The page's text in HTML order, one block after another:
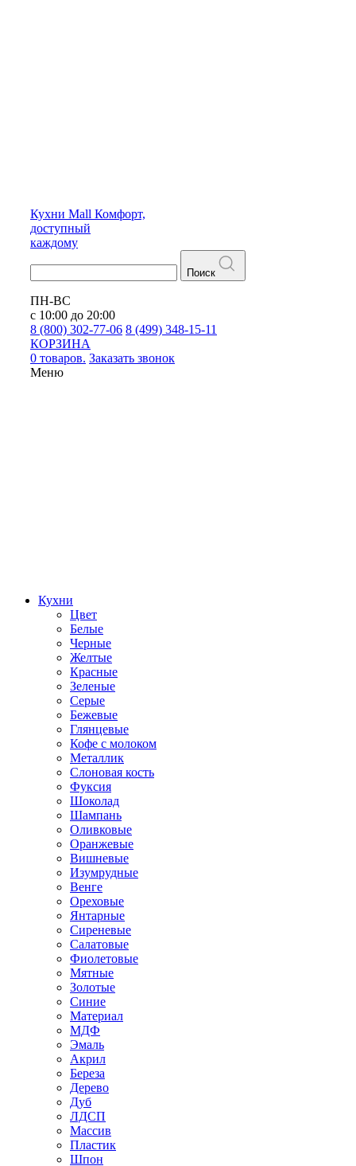
Кухни Mall Комфорт,
доступный
каждому
Поиск
ПН-ВС
с 10:00 до 20:00
8 (800) 302-77-06 8 (499) 348-15-11
КОРЗИНА
0 товаров. Заказать звонок
Меню
Кухни
Цвет
Белые
Черные
Желтые
Красные
Зеленые
Серые
Бежевые
Глянцевые
Кофе с молоком
Металлик
Слоновая кость
Фуксия
Шоколад
Шампань
Оливковые
Оранжевые
Вишневые
Изумрудные
Венге
Ореховые
Янтарные
Сиреневые
Салатовые
Фиолетовые
Мятные
Золотые
Синие
Материал
МДФ
Эмаль
Акрил
Береза
Дерево
Дуб
ЛДСП
Массив
Пластик
Шпон